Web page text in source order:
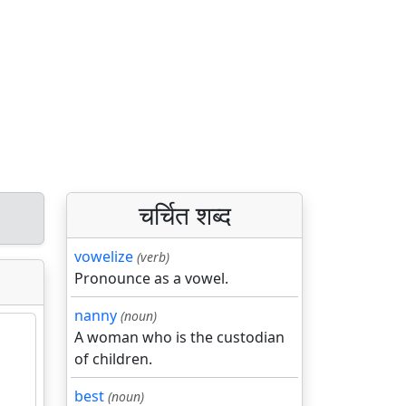
चर्चित शब्द
vowelize (verb)
Pronounce as a vowel.
nanny (noun)
A woman who is the custodian
of children.
best (noun)